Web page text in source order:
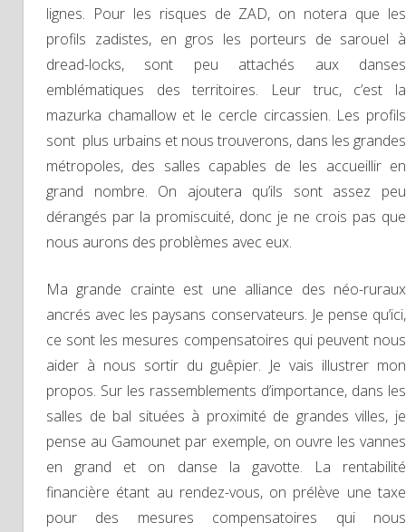
lignes. Pour les risques de ZAD, on notera que les
profils zadistes, en gros les porteurs de sarouel à
dread-locks, sont peu attachés aux danses
emblématiques des territoires. Leur truc, c’est la
mazurka chamallow et le cercle circassien. Les profils
sont plus urbains et nous trouverons, dans les grandes
métropoles, des salles capables de les accueillir en
grand nombre. On ajoutera qu’ils sont assez peu
dérangés par la promiscuité, donc je ne crois pas que
nous aurons des problèmes avec eux.
Ma grande crainte est une alliance des néo-ruraux
ancrés avec les paysans conservateurs. Je pense qu’ici,
ce sont les mesures compensatoires qui peuvent nous
aider à nous sortir du guêpier. Je vais illustrer mon
propos. Sur les rassemblements d’importance, dans les
salles de bal situées à proximité de grandes villes, je
pense au Gamounet par exemple, on ouvre les vannes
en grand et on danse la gavotte. La rentabilité
financière étant au rendez-vous, on prélève une taxe
pour des mesures compensatoires qui nous